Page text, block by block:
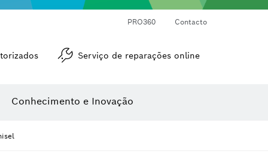
PRO360 Contacto
Serviço de reparações online
Conhecimento e Inovação